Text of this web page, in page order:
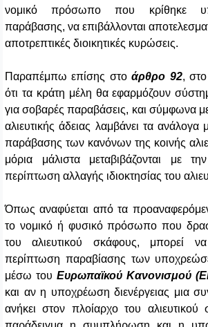
νομικό πρόσωπο που κρίθηκε
παράβασης, να επιβάλλονται
αποτρεπτικές διοικητικές κυρώσεις.
Παραπέμπω επίσης στοάρθρο 92,
ότι τα κράτη μέλη θα εφαρμόζουν
για σοβαρές παραβάσεις, και σύμφωνα
αλιευτικής άδειας λαμβάνει τα
παράβασης των κανόνων της κοινής
μόρια μάλιστα μεταβιβάζονται με
περίπτωση αλλαγής ιδιοκτησίας του
Όπως αναφύεται από τα
το νομικό ή φυσικό πρόσωπο που
του αλιευτικού σκάφους, μπορεί
περίπτωση παραβίασης των
μέσω τουΕυρωπαϊκού Κανονισμού
και αν η υποχρέωση διενέργειας μια
ανήκει στον πλοίαρχο του